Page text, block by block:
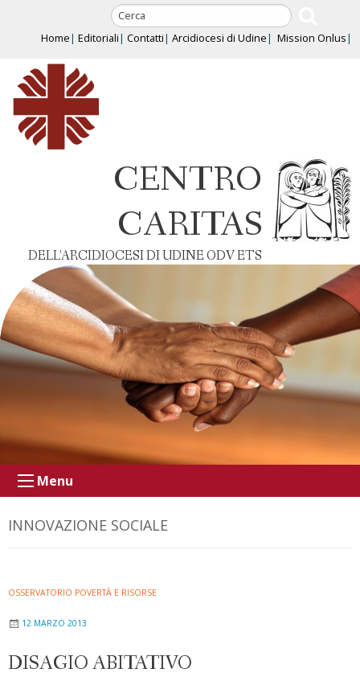
content
Home Editoriali Contatti Arcidiocesi di Udine Mission Onlus
CENTRO
CARITAS
DELL’ARCIDIOCESI DI UDINE ODV ETS
Menu
INNOVAZIONE SOCIALE
OSSERVATORIO POVERTÀ E RISORSE
12 MARZO 2013
DISAGIO ABITATIVO